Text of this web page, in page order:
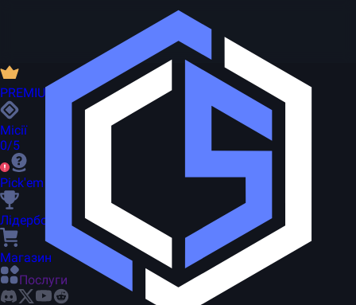
PREMIUM
Місії
0/5
Pick'em
Лідерборд
Магазин
Послуги